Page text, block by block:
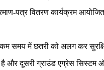
पत्र वितरण कार्यक्रम आयोजित
समय में छतरी को अलग कर
और दूसरी ग्राउंड एग्रेस सिस्‍टम